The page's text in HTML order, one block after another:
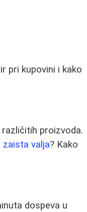
pri kupovini i kako
proizvoda.
valja? Kako
dospeva u